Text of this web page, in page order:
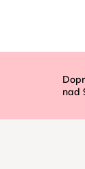
nad